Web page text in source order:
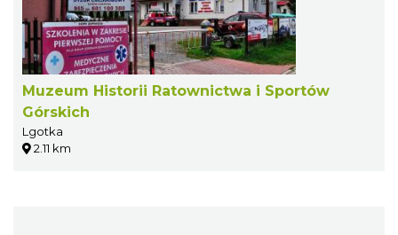
Muzeum Historii Ratownictwa i Sportów
Górskich
Lgotka
2.11 km